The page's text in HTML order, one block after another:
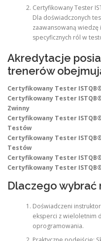
Certyfikowany Tester
Dla doświadczonych
zaawansowaną
specyficznych ról w
Akredytacje
trenerów
Certyfikowany Tester
Certyfikowany Tester
Zwinny
Certyfikowany Tester
Testów
Certyfikowany Tester
Testów
Certyfikowany Tester
Certyfikowany Tester
Dlaczego wybrać
Doświadczeni
eksperci z wieloletnim
oprogramowania.